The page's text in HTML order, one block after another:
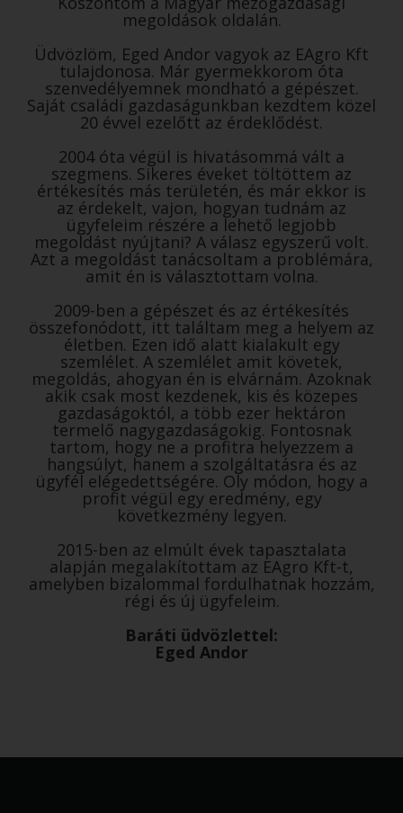
megoldások oldalán.
Üdvözlöm, Eged Andor vagyok az EAgro Kft
tulajdonosa. Már gyermekkorom óta
szenvedélyemnek mondható a gépészet.
Saját családi gazdaságunkban kezdtem közel
20 évvel ezelőtt az érdeklődést.
2004 óta végül is hivatásommá vált a
szegmens. Sikeres éveket töltöttem az
értékesítés más területén, és már ekkor is
az érdekelt, vajon, hogyan tudnám az
ügyfeleim részére a lehető legjobb
megoldást nyújtani? A válasz egyszerű volt.
Azt a megoldást tanácsoltam a problémára,
amit én is választottam volna.
2009-ben a gépészet és az értékesítés
összefonódott, itt találtam meg a helyem az
életben. Ezen idő alatt kialakult egy
szemlélet. A szemlélet amit követek,
megoldás, ahogyan én is elvárnám. Azoknak
akik csak most kezdenek, kis és közepes
gazdaságoktól, a több ezer hektáron
termelő nagygazdaságokig. Fontosnak
tartom, hogy ne a profitra helyezzem a
hangsúlyt, hanem a szolgáltatásra és az
ügyfél elégedettségére. Oly módon, hogy a
profit végül egy eredmény, egy
következmény legyen.
2015-ben az elmúlt évek tapasztalata
alapján megalakítottam az EAgro Kft-t,
amelyben bizalommal fordulhatnak hozzám,
régi és új ügyfeleim.
Baráti üdvözlettel:
Eged Andor